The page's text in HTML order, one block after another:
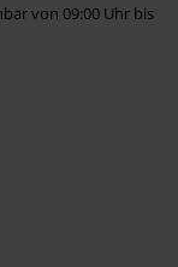
von 09:00 Uhr bis